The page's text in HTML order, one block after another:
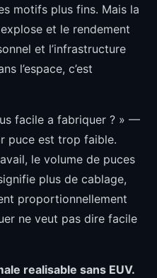
motifs plus fins. Mais la
et le rendement
et l’infrastructure
l’espace, c’est
facile a fabriquer ? » —
puce est trop faible.
le volume de puces
plus de cablage,
proportionnellement
ne veut pas dire facile
realisable sans EUV.